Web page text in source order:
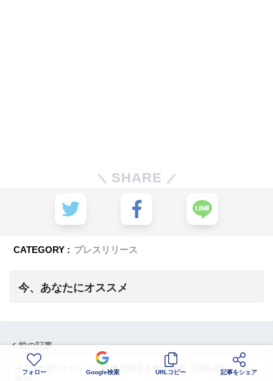
SHARE
CATEGORY : プレスリリース
今、あなたにオススメ
前の記事
令和5年度｢ロボット介護機器開発等推進事業（開発補助）｣事
フォロー Google検索 URLコピー 記事をシェア